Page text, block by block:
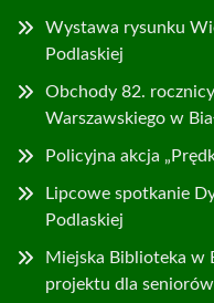
Wystawa rysunku
Podlaskiej
Obchody 82.
Warszawskiego w
Policyjna akcja
Lipcowe spotkanie
Podlaskiej
Miejska Biblioteka w
projektu dla seniorów